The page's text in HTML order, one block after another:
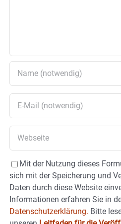
Mit der Nutzung dieses
sich mit der Speicherung und
Daten durch diese Website
Informationen erfahren Sie in
Datenschutzerklärung. Bitte